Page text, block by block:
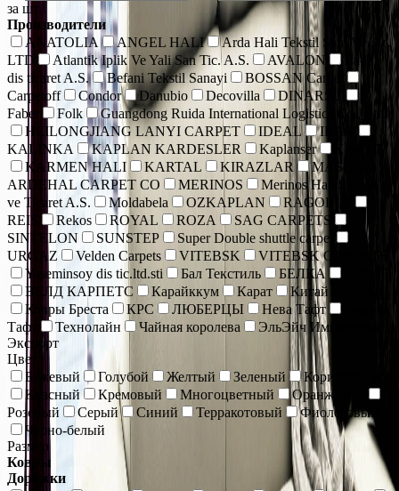
за шт.
Производители
ANATOLIA
ANGEL HALI
Arda Hali Tekstil San. Ve Tic.
LTD
Atlantik Iplik Ve Yali San Tic. A.S. AVALON
Bade
dis ticaret A.S.
Befani Tekstil Sanayi
BOSSAN Carpet
Carpetoff
Condor Danubio Decovilla
DINARSU
Faber
Folk
Guangdong Ruida International Logistics Co., Ltd.
HEILONGJIANG LANYI CARPET
IDEAL
IRAN
KALINKA
KAPLAN KARDESLER Kaplanser
KARAT
KARMEN HALI
KARTAL KIRAZLAR
MASHAD
ARDEHAL CARPET CO
MERINOS
Merinos Hall Sanayi
ve Ticaret A.S.
Moldabela OZKAPLAN
RAGOLLE
REIS
Rekos ROYAL ROZA
SAG CARPETS
SINTELON
SUNSTEP
Super Double shuttle carpet
URGAZ
Velden Carpets VITEBSK
VITEBSK CARPETS
Yaseminsoy dis tic.ltd.sti
Бал Текстиль БЕЛКА
ВЕЛД КАРПЕТС
Карайккум Карат
Китай коврики
Ковры Бреста
КРС ЛЮБЕРЦЫ Нева Тафт
Тафт
Технолайн Чайная королева
ЭльЭйч Импорт энд
Экспорт
Цвет
Бежевый
Голубой Желтый Зеленый
Коричневый
Красный
Кремовый Многоцветный
Оранжевый
Розовый
Серый Синий Терракотовый
Фиолетовый
Черно-белый
Размер
Ковры
Дорожки